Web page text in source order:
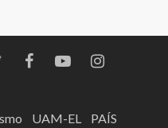
UAM-EL PAÍS